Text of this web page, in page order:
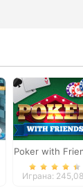
Poker with
Играна: